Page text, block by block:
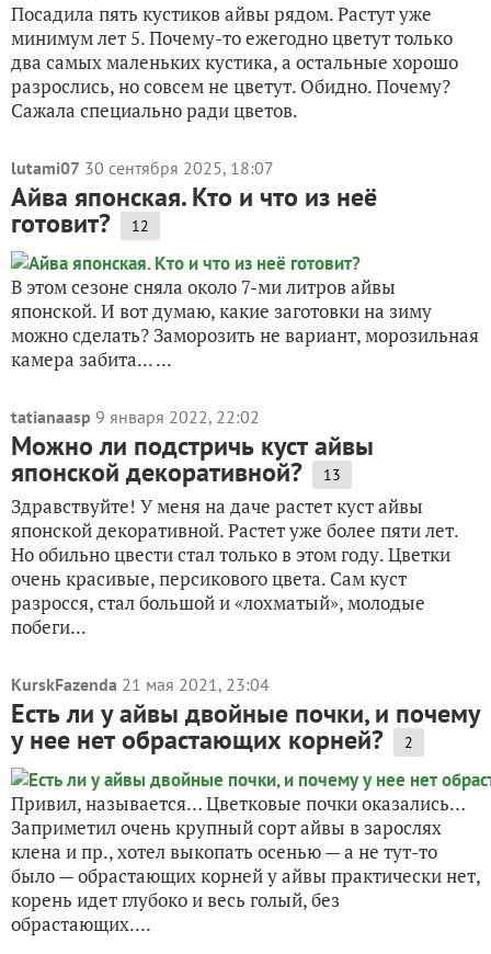
Посадила пять кустиков айвы рядом. Растут уже
минимум лет 5. Почему-то ежегодно цветут только
два самых маленьких кустика, а остальные хорошо
разрослись, но совсем не цветут. Обидно. Почему?
Сажала специально ради цветов.
lutami07 30 сентября 2025, 18:07
Айва японская. Кто и что из неё
готовит? 12
В этом сезоне сняла около 7-ми литров айвы
японской. И вот думаю, какие заготовки на зиму
можно сделать? Заморозить не вариант, морозильная
камера забита... ...
tatianaasp 9 января 2022, 22:02
Можно ли подстричь куст айвы
японской декоративной? 13
Здравствуйте! У меня на даче растет куст айвы
японской декоративной. Растет уже более пяти лет.
Но обильно цвести стал только в этом году. Цветки
очень красивые, персикового цвета. Сам куст
разросся, стал большой и «лохматый», молодые
побеги...
KurskFazenda 21 мая 2021, 23:04
Есть ли у айвы двойные почки, и почему
у нее нет обрастающих корней? 2
Привил, называется… Цветковые почки оказались…
Заприметил очень крупный сорт айвы в зарослях
клена и пр., хотел выкопать осенью — а не тут-то
было — обрастающих корней у айвы практически нет,
корень идет глубоко и весь голый, без
обрастающих....